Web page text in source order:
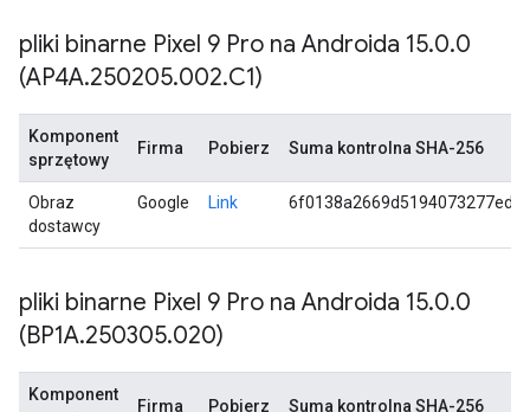
pliki binarne Pixel 9 Pro na Androida 15.0.0
(AP4A.250205.002.C1)
Komponent
sprzętowy
Firma Pobierz Suma kontrolna SHA-256
Obraz
dostawcy
Google Link
pliki binarne Pixel 9 Pro na Androida 15.0.0
(BP1A.250305.020)
Komponent
Firma Pobierz Suma kontrolna SHA-256